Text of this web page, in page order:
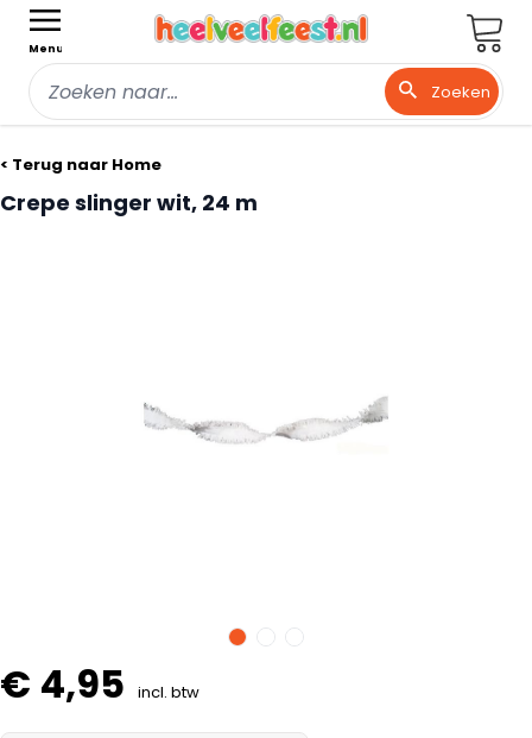
Menu
Zoeken
< Terug naar Home
Crepe slinger wit, 24 m
€ 4,95 incl. btw